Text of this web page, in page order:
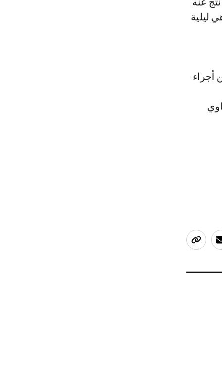
ليلية
أجراء